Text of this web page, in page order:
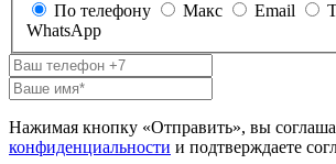
По телефону
Макс Email
WhatsApp
Нажимая кнопку «Отправить», вы
конфиденциальности и подтверждаете